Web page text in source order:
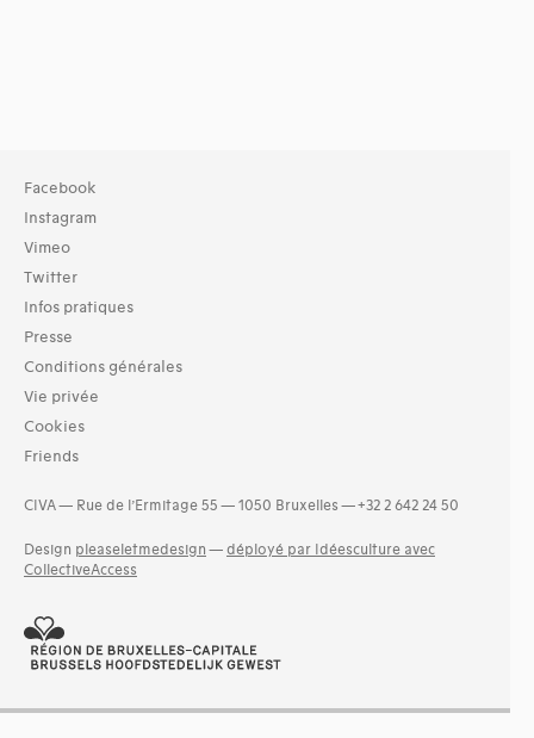
Facebook
Instagram
Vimeo
Twitter
Infos pratiques
Presse
Conditions générales
Vie privée
Cookies
Friends
CIVA — Rue de l’Ermitage 55 — 1050 Bruxelles — +32 2 642 24 50
Design pleaseletmedesign — déployé par Idéesculture avec
CollectiveAccess